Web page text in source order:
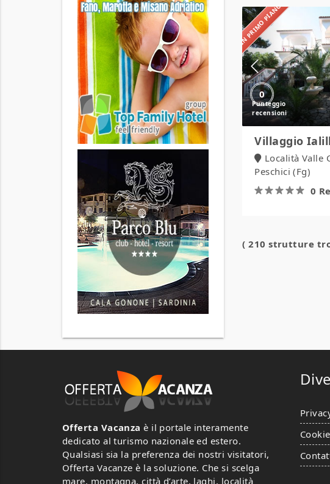
IN PRIMO PIANO
0
Villaggio
Ialillo
Villaggio
Località Valle
Peschici (Fg)
0
( 210 strutture
Offerta Vacanza è il portale interamente
dedicato al turismo nazionale ed estero.
Qualsiasi sia la preferenza dei nostri visitatori,
Offerta Vacanze è la soluzione. Che si scelga
mare, montagna, città d’arte, laghi, località